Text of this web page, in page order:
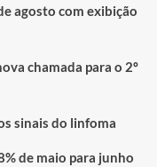
agosto com exibição
chamada para o 2º
sinais do linfoma
de maio para junho